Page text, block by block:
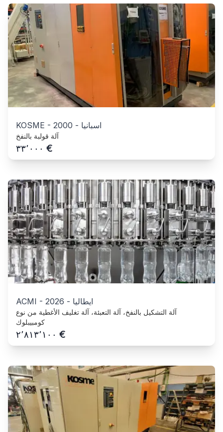
KOSME - 2000 - اسبانيا
آلة قولبة بالنفخ
٣٣٬٠٠٠ €
ACMI - 2026 - ايطاليا
آلة التشكيل بالنفخ، آلة التعبئة، آلة تغليف الأغطية من نوع
كومبيبلوك
٢٬٨١٣٬١٠٠ €